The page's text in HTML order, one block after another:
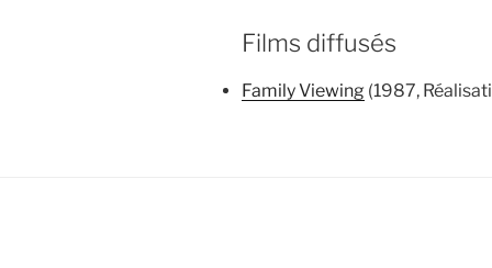
Films diffusés
Family Viewing (1987,